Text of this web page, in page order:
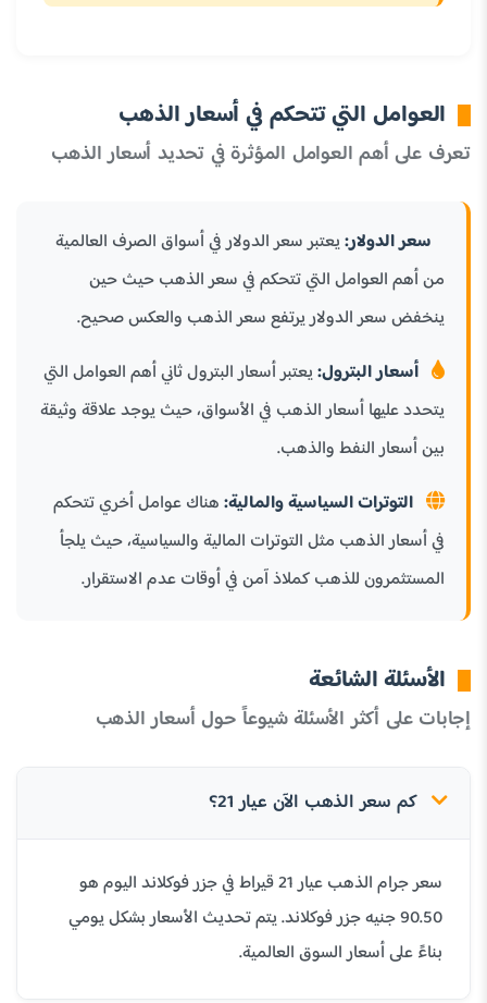
العوامل التي تتحكم في أسعار الذهب
تعرف على أهم العوامل المؤثرة في تحديد أسعار الذهب
سعر الدولار:يعتبر سعر الدولار في أسواق الصرف العالمية
من أهم العوامل التي تتحكم في سعر الذهب حيث حين
ينخفض سعر الدولار يرتفع سعر الذهب والعكس صحيح.
أسعار البترول:يعتبر أسعار البترول ثاني أهم العوامل التي
يتحدد عليها أسعار الذهب في الأسواق، حيث يوجد علاقة وثيقة
بين أسعار النفط والذهب.
التوترات السياسية والمالية:هناك عوامل أخري تتحكم
في أسعار الذهب مثل التوترات المالية والسياسية، حيث يلجأ
المستثمرون للذهب كملاذ آمن في أوقات عدم الاستقرار.
الأسئلة الشائعة
إجابات على أكثر الأسئلة شيوعاً حول أسعار الذهب
كم سعر الذهب الآن عيار 21؟
سعر جرام الذهب عيار 21 قيراط في جزر فوكلاند اليوم هو
90.50 جنيه جزر فوكلاند. يتم تحديث الأسعار بشكل يومي
بناءً على أسعار السوق العالمية.